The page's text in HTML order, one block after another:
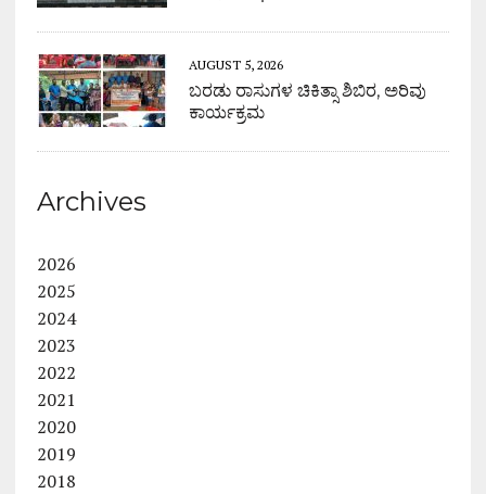
AUGUST 5, 2026
ಬರಡು ರಾಸುಗಳ ಚಿಕಿತ್ಸಾ ಶಿಬಿರ, ಅರಿವು
ಕಾರ್ಯಕ್ರಮ
Archives
2026
2025
2024
2023
2022
2021
2020
2019
2018